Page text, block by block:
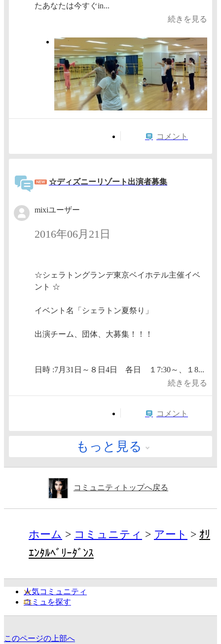
たあなたは今すぐin...
続きを見る
コメント
☆ディズニーリゾート出演者募集
mixiユーザー
2016年06月21日
☆シェラトングランデ東京ベイホテル主催イベ
ント ☆
イベント名「シェラトン夏祭り」
出演チーム、団体、大募集！！！
日時 :7月31日～８日4日 各日 １7:30～、１8...
続きを見る
コメント
もっと見る
コミュニティトップへ戻る
ホーム コミュニティ アート
ｵﾘ
ｴﾝﾀﾙﾍﾞﾘｰﾀﾞﾝｽ
人気コミュニティ
コミュを探す
このページの上部へ